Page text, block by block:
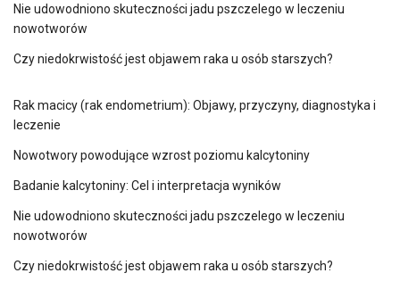
Nie udowodniono skuteczności jadu pszczelego w leczeniu
nowotworów
Czy niedokrwistość jest objawem raka u osób starszych?
Rak macicy (rak endometrium): Objawy, przyczyny, diagnostyka i
leczenie
Nowotwory powodujące wzrost poziomu kalcytoniny
Badanie kalcytoniny: Cel i interpretacja wyników
Nie udowodniono skuteczności jadu pszczelego w leczeniu
nowotworów
Czy niedokrwistość jest objawem raka u osób starszych?